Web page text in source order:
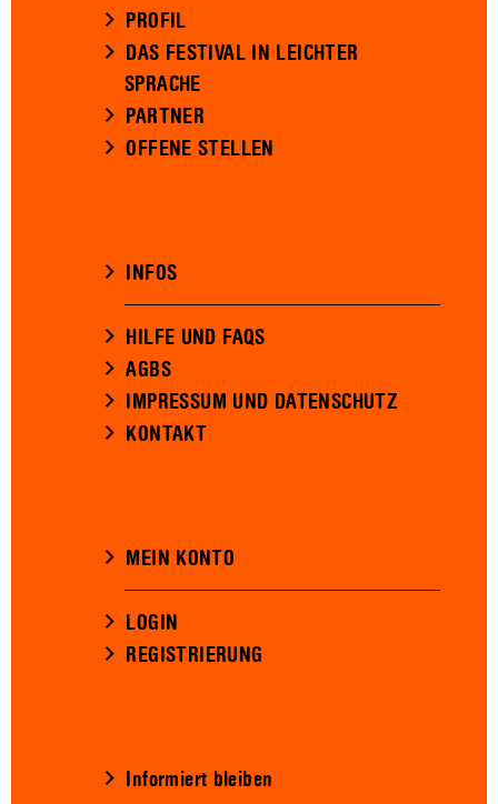
PROFIL
DAS FESTIVAL IN LEICHTER
SPRACHE
PARTNER
OFFENE STELLEN
INFOS
HILFE UND FAQS
AGBS
IMPRESSUM UND DATENSCHUTZ
KONTAKT
MEIN KONTO
LOGIN
REGISTRIERUNG
Informiert bleiben